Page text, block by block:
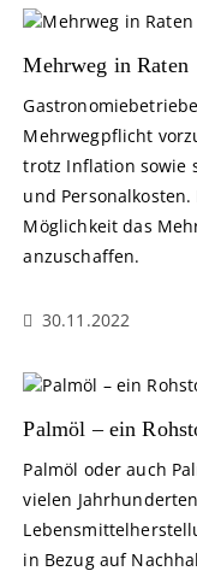
Mehrweg in Raten
Mehrwegpflicht
trotz Inflation sowie
und
Möglichkeit das
anzuschaffen.
30.11.2022
Palmöl – ein
Palmöl oder auch
vielen
in Bezug auf